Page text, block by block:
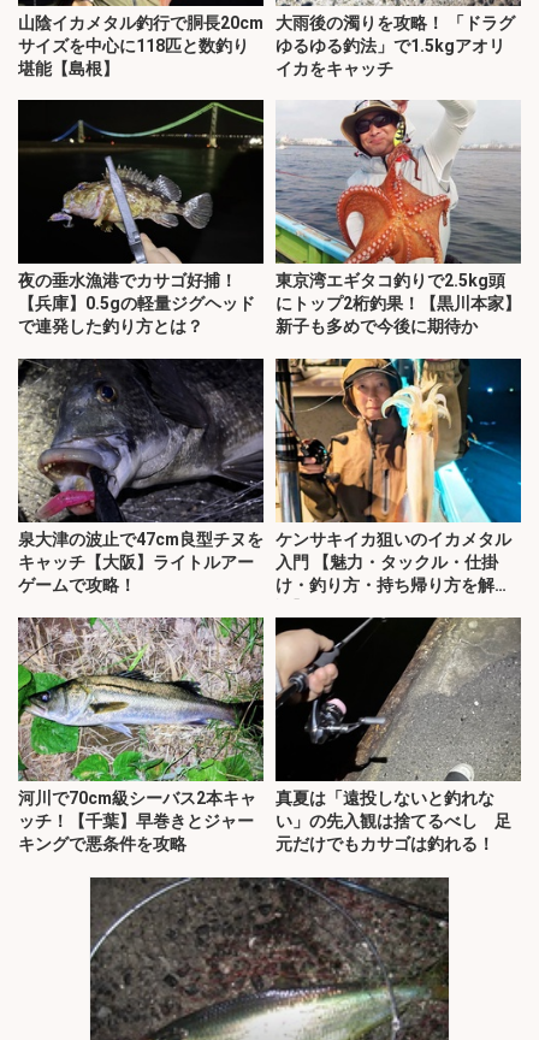
山陰イカメタル釣行で胴長20cm
サイズを中心に118匹と数釣り
堪能【島根】
大雨後の濁りを攻略！ 「ドラグ
ゆるゆる釣法」で1.5kgアオリ
イカをキャッチ
夜の垂水漁港でカサゴ好捕！
【兵庫】0.5gの軽量ジグヘッド
で連発した釣り方とは？
東京湾エギタコ釣りで2.5kg頭
にトップ2桁釣果！【黒川本家】
新子も多めで今後に期待か
泉大津の波止で47cm良型チヌを
キャッチ【大阪】ライトルアー
ゲームで攻略！
ケンサキイカ狙いのイカメタル
入門 【魅力・タックル・仕掛
け・釣り方・持ち帰り方を解
河川で70cm級シーバス2本キャ
ッチ！【千葉】早巻きとジャー
キングで悪条件を攻略
真夏は「遠投しないと釣れな
い」の先入観は捨てるべし 足
元だけでもカサゴは釣れる！